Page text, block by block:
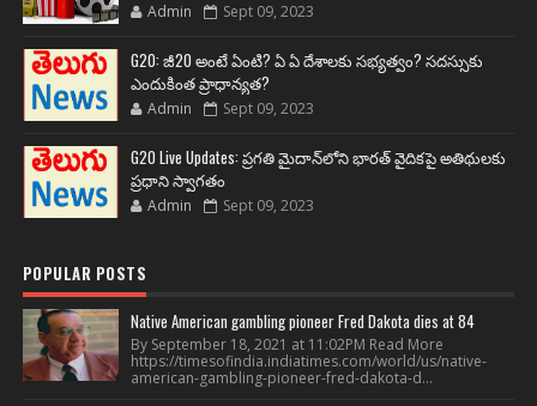
Admin Sept 09, 2023
G20: జీ20 అంటే ఏంటి? ఏ ఏ దేశాలకు సభ్యత్వం? సదస్సుకు
ఎందుకింత ప్రాధాన్యత?
Admin Sept 09, 2023
G20 Live Updates: ప్రగతి మైదాన్‌లోని భారత్ వైదికపై అతిథులకు
ప్రధాని స్వాగతం
Admin Sept 09, 2023
POPULAR POSTS
Native American gambling pioneer Fred Dakota dies at 84
By September 18, 2021 at 11:02PM Read More
https://timesofindia.indiatimes.com/world/us/native-
american-gambling-pioneer-fred-dakota-d...